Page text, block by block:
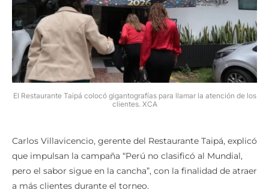
El Restaurante Taipá colocó gigantografías para llamar la atención de los
clientes. XCA
Carlos Villavicencio, gerente del Restaurante Taipá, explicó
que impulsan la campaña “Perú no clasificó al Mundial,
pero el sabor sigue en la cancha”, con la finalidad de atraer
a más clientes durante el torneo.